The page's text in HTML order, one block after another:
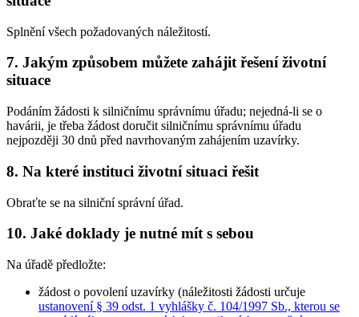
Splnění všech požadovaných náležitostí.
7. Jakým způsobem můžete zahájit řešení životní
situace
Podáním žádosti k silničnímu správnímu úřadu; nejedná-li se o
havárii, je třeba žádost doručit silničnímu správnímu úřadu
nejpozději 30 dnů před navrhovaným zahájením uzavírky.
8. Na které instituci životní situaci řešit
Obraťte se na silniční správní úřad.
10. Jaké doklady je nutné mít s sebou
Na úřadě předložte:
žádost o povolení uzavírky (náležitosti žádosti určuje
ustanovení § 39 odst. 1 vyhlášky č. 104/1997 Sb., kterou se